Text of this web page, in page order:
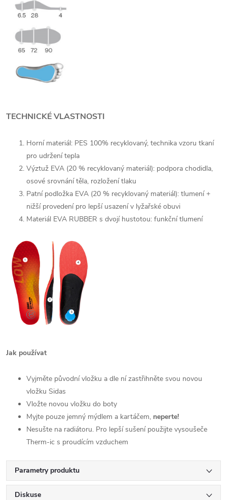
TECHNICKÉ VLASTNOSTI
Horní materiál: PES 100% recyklovaný, technika vzoru tkaní
pro udržení tepla
Výztuž EVA (20 % recyklovaný materiál): podpora chodidla,
osové srovnání těla, rozložení tlaku
Patní podložka EVA (20 % recyklovaný materiál): tlumení +
nižší provedení pro lepší usazení v lyžařské obuvi
Materiál EVA RUBBER s dvojí hustotou: funkční tlumení
Jak používat
Vyjměte původní vložku a dle ní zastřihněte svou novou
vložku Sidas
Vložte novou vložku do boty
Myjte pouze jemný mýdlem a kartáčem, neperte!
Nesušte na radiátoru. Pro lepší sušení použijte vysoušeče
Therm-ic s proudícím vzduchem
Parametry produktu
Diskuse